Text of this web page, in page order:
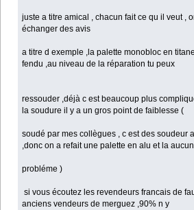
juste a titre amical , chacun fait ce qu il veut ,
échanger des avis
a titre d exemple ,la palette monobloc en
fendu ,au niveau de la réparation tu peux
ressouder ,déjà c est beaucoup plus
la soudure il y a un gros point de faiblesse (
soudé par mes collègues , c est des soudeur
,donc on a refait une palette en alu et la aucun
probléme )
si vous écoutez les revendeurs francais de
anciens vendeurs de merguez ,90% n y